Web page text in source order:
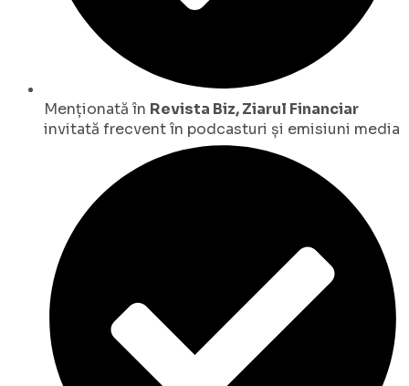
Menționată în Revista Biz, Ziarul Financiar
invitată frecvent în podcasturi și emisiuni media